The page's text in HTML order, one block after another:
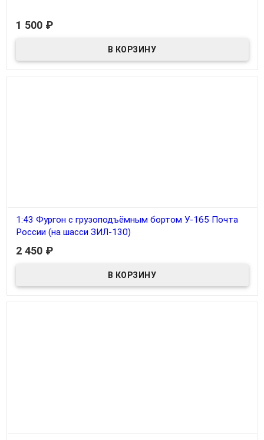
1 500 ₽
1:43 Фургон с грузоподъёмным бортом У-165 Почта
России (на шасси ЗИЛ-130)
В наличии
2 450 ₽